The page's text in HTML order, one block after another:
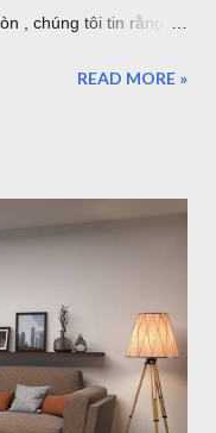
, chúng tôi tin rằng
đang dẫn đầu xu
bàn ăn gỗ và ghế
tông màu trung
giác ấm cúng và quây
bàn ăn màu xám lông
thảm tròn đường
cho 4 người một cách
2. Thảm Chữ Nhật
READ MORE »